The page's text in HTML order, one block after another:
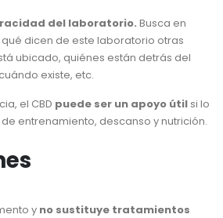
del laboratorio. Busca en
dicen de este laboratorio otras
ubicado, quiénes están detrás del
existe, etc.
el CBD puede ser un apoyo útil si lo
entrenamiento, descanso y nutrición.
y no sustituye tratamientos